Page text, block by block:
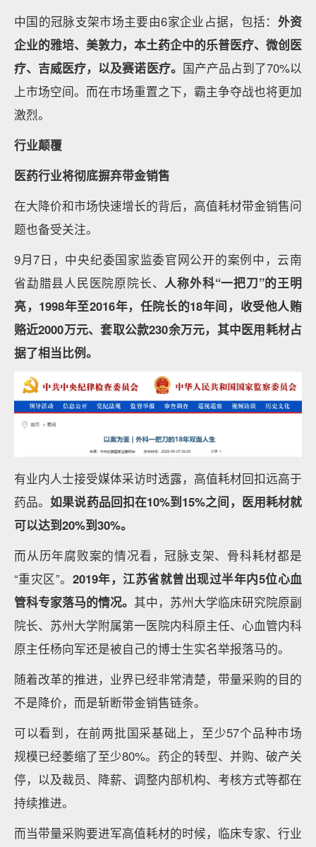
中国的冠脉支架市场主要由6家企业占据，包括： 外资
企业的雅培、美敦力，本土药企中的乐普医疗、微创医
疗、吉威医疗，以及赛诺医疗。 国产产品占到了70%以
上市场空间。而在市场重置之下，霸主争夺战也将更加
激烈。
行业颠覆
医药行业将彻底摒弃带金销售
在大降价和市场快速增长的背后，高值耗材带金销售问
题也备受关注。
9月7日，中央纪委国家监委官网公开的案例中，云南
省勐腊县人民医院原院长、人称外科“一把刀”的王明
亮，1998年至2016年，任院长的18年间，收受他人贿
赂近2000万元、套取公款230余万元，其中医用耗材占
据了相当比例。
有业内人士接受媒体采访时透露，高值耗材回扣远高于
药品。如果说药品回扣在10%到15%之间，医用耗材就
可以达到20%到30%。
而从历年腐败案的情况看，冠脉支架、骨科耗材都是
“重灾区”。 2019年，江苏省就曾出现过半年内5位心血
管科专家落马的情况。 其中，苏州大学临床研究院原副
院长、苏州大学附属第一医院内科原主任、心血管内科
原主任杨向军还是被自己的博士生实名举报落马的。
随着改革的推进，业界已经非常清楚，带量采购的目的
不是降价，而是斩断带金销售链条。
可以看到，在前两批国采基础上，至少57个品种市场
规模已经萎缩了至少80%。药企的转型、并购、破产关
停，以及裁员、降薪、调整内部机构、考核方式等都在
持续推进。
而当带量采购要进军高值耗材的时候，临床专家、行业